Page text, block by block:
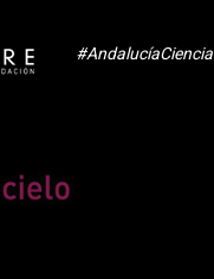
#AndalucíaCiencia